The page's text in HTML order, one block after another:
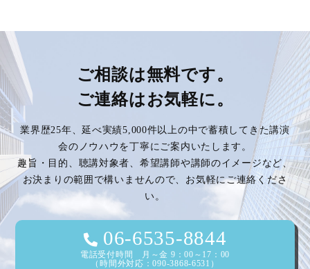
ナ
ビ
ゲ
ー
シ
ョ
ン
ご相談は無料です。
ご連絡はお気軽に。
業界歴25年、延べ実績5,000件以上の中で蓄積してきた講演
会のノウハウを丁寧にご案内いたします。
趣旨・目的、聴講対象者、希望講師や講師のイメージなど、
お決まりの範囲で構いませんので、お気軽にご連絡くださ
い。
06-6535-8844
電話受付時間 月～金 9：00～17：00
（時間外対応：090-3868-6531）